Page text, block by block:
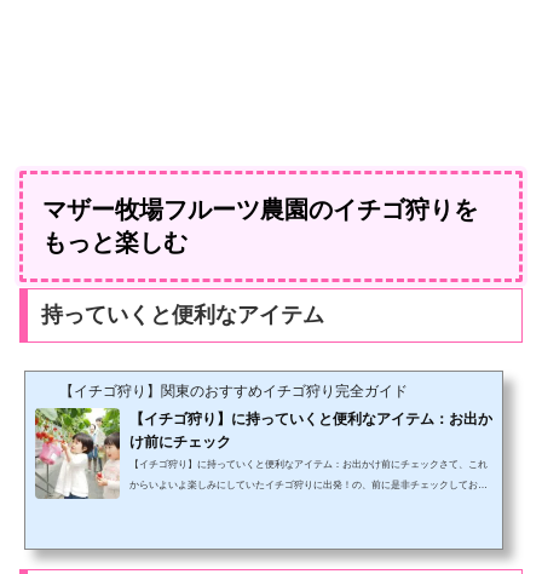
マザー牧場フルーツ農園のイチゴ狩りを
もっと楽しむ
持っていくと便利なアイテム
【イチゴ狩り】関東のおすすめイチゴ狩り完全ガイド
【イチゴ狩り】に持っていくと便利なアイテム：お出か
け前にチェック
【イチゴ狩り】に持っていくと便利なアイテム：お出かけ前にチェックさて、これ
からいよいよ楽しみにしていたイチゴ狩りに出発！の、前に是非チェックしておい